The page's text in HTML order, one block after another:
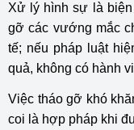
Xử lý hình sự là
gỡ các vướng mắc
tế; nếu pháp luật
quả, không có hành
Việc tháo gỡ khó
coi là hợp pháp khi